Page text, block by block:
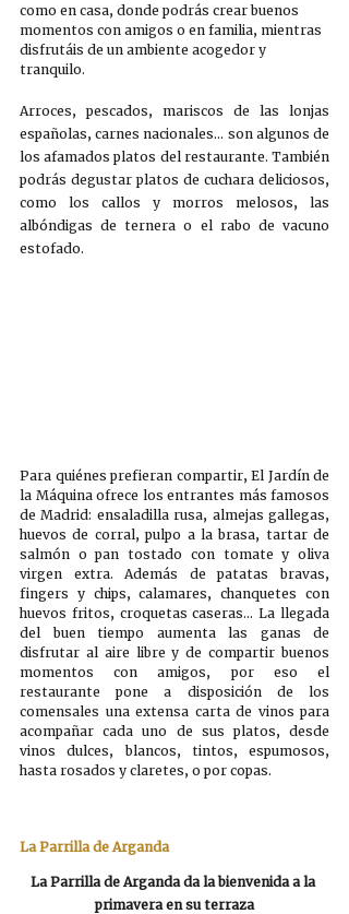
como en casa, donde podrás crear buenos
momentos con amigos o en familia, mientras
disfrutáis de un ambiente acogedor y
tranquilo.
Arroces, pescados, mariscos de las lonjas
españolas, carnes nacionales… son algunos de
los afamados platos del restaurante. También
podrás degustar platos de cuchara deliciosos,
como los callos y morros melosos, las
albóndigas de ternera o el rabo de vacuno
estofado.
Para quiénes prefieran compartir, El Jardín de
la Máquina ofrece los entrantes más famosos
de Madrid: ensaladilla rusa, almejas gallegas,
huevos de corral, pulpo a la brasa, tartar de
salmón o pan tostado con tomate y oliva
virgen extra. Además de patatas bravas,
fingers y chips, calamares, chanquetes con
huevos fritos, croquetas caseras… La llegada
del buen tiempo aumenta las ganas de
disfrutar al aire libre y de compartir buenos
momentos con amigos, por eso el
restaurante pone a disposición de los
comensales una extensa carta de vinos para
acompañar cada uno de sus platos, desde
vinos dulces, blancos, tintos, espumosos,
hasta rosados y claretes, o por copas.
La Parrilla de Arganda
La Parrilla de Arganda da la bienvenida a la
primavera en su terraza